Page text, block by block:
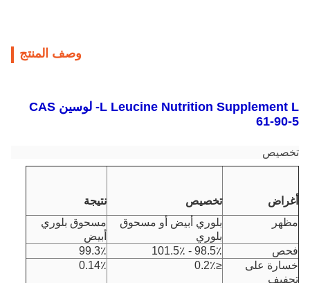
وصف المنتج
L Leucine Nutrition Supplement L- لوسين CAS
61-90-5
تخصيص
أغراض تخصيص
نتيجة
مظهر
بلوري أبيض أو مسحوق
بلوري
مسحوق بلوري
أبيض
فحص
98.5٪ - 101.5٪
99.3٪
خسارة على
تجفيف
≤0.2٪ 0.14٪